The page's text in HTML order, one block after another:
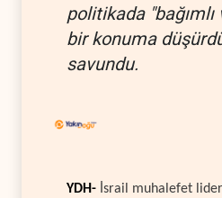
politikada "bağımlı
bir konuma
savundu.
YDH- İsrail muhalefet